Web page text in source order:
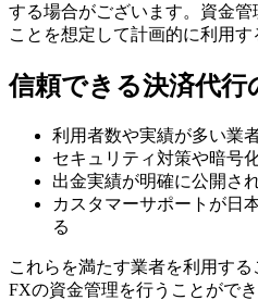
する場合がございます。資金
ことを想定して計画的に利用す
信頼できる決済代行
利用者数や実績が多い業
セキュリティ対策や暗号
出金実績が明確に公開さ
カスタマーサポートが日
る
これらを満たす業者を利用す
FXの資金管理を行うことができ